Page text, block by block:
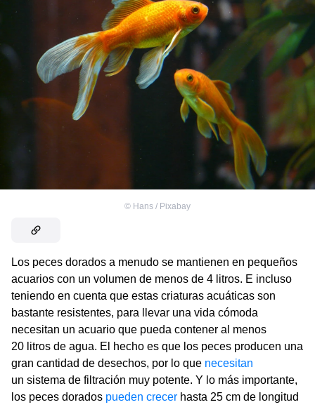
© Hans / Pixabay
Los peces dorados a menudo se mantienen en pequeños
acuarios con un volumen de menos de 4 litros. E incluso
teniendo en cuenta que estas criaturas acuáticas son
bastante resistentes, para llevar una vida cómoda
necesitan un acuario que pueda contener al menos
20 litros de agua. El hecho es que los peces producen una
gran cantidad de desechos, por lo que necesitan
un sistema de filtración muy potente. Y lo más importante,
los peces dorados pueden crecer hasta 25 cm de longitud